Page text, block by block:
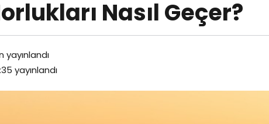
Nasıl Geçer?
yayınlandı
yayınlandı